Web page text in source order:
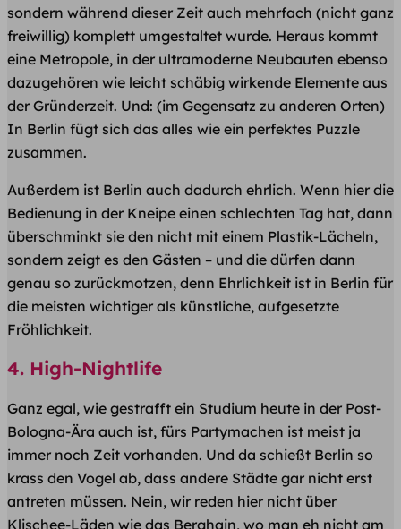
sondern während dieser Zeit auch mehrfach (nicht ganz
freiwillig) komplett umgestaltet wurde. Heraus kommt
eine Metropole, in der ultramoderne Neubauten ebenso
dazugehören wie leicht schäbig wirkende Elemente aus
der Gründerzeit. Und: (im Gegensatz zu anderen Orten)
In Berlin fügt sich das alles wie ein perfektes Puzzle
zusammen.
Außerdem ist Berlin auch dadurch ehrlich. Wenn hier die
Bedienung in der Kneipe einen schlechten Tag hat, dann
überschminkt sie den nicht mit einem Plastik-Lächeln,
sondern zeigt es den Gästen – und die dürfen dann
genau so zurückmotzen, denn Ehrlichkeit ist in Berlin für
die meisten wichtiger als künstliche, aufgesetzte
Fröhlichkeit.
4. High-Nightlife
Ganz egal, wie gestrafft ein Studium heute in der Post-
Bologna-Ära auch ist, fürs Partymachen ist meist ja
immer noch Zeit vorhanden. Und da schießt Berlin so
krass den Vogel ab, dass andere Städte gar nicht erst
antreten müssen. Nein, wir reden hier nicht über
Klischee-Läden wie das Berghain, wo man eh nicht am